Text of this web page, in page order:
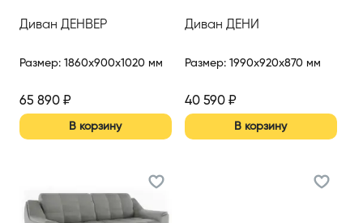
Диван ДЕНВЕР
Размер: 1860x900x1020 мм
65 890 ₽
В корзину
Диван ДЕНИ
Размер: 1990x920x870 мм
40 590₽
В корзину